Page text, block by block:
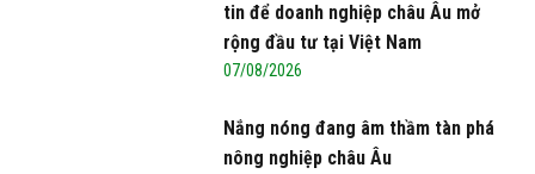
tin để doanh nghiệp châu Âu mở
rộng đầu tư tại Việt Nam
07/08/2026
Nắng nóng đang âm thầm tàn phá
nông nghiệp châu Âu